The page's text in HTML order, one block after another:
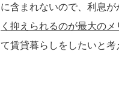
に含まれないので、利息
く抑えられるのが最大の
て賃貸暮らしをしたいと考